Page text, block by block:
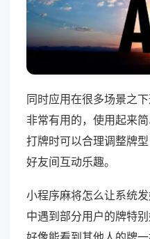
同时应用在很多场景之
非常有用的，使用起来
打牌时可以合理调整牌
好友间互动乐趣。
小程序麻将怎么让系统
中遇到部分用户的牌特